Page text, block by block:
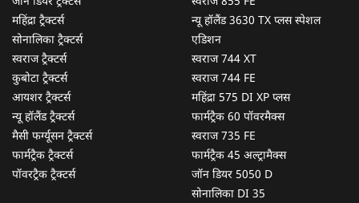
महिंद्रा ट्रैक्टर्स
सोनालिका ट्रैक्टर्स
स्वराज ट्रैक्टर्स
कुबोटा ट्रैक्टर्स
आयशर ट्रैक्टर्स
न्यू हॉलैंड ट्रैक्टर्स
मैसी फर्ग्यूसन ट्रैक्टर्स
फार्मट्रैक ट्रैक्टर्स
पॉवरट्रैक ट्रैक्टर्स
न्यू हॉलैंड 3630 TX प्लस स्पेशल
एडिशन
स्वराज 744 XT
स्वराज 744 FE
महिंद्रा 575 DI XP प्लस
फार्मट्रैक 60 पॉवरमैक्स
स्वराज 735 FE
फार्मट्रैक 45 अल्ट्रामैक्स
जॉन डियर 5050 D
सोनालिका DI 35